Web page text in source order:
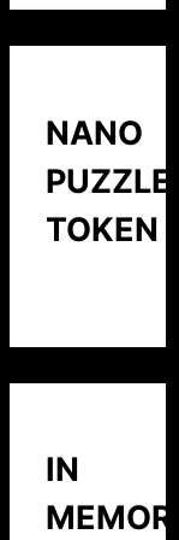
NANO
PUZZLE
TOKEN
IN
MEMORY